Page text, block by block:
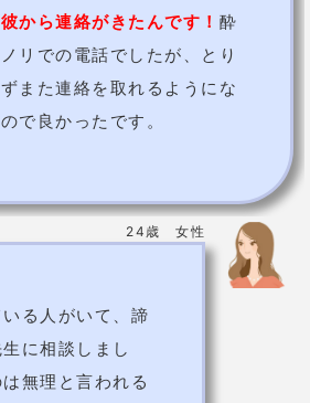
彼から連絡がきたんです！ 酔
リでの電話でしたが、とり
また連絡を取れるようにな
で良かったです。
24歳 女性
る人がいて、諦
に相談しまし
無理と言われる